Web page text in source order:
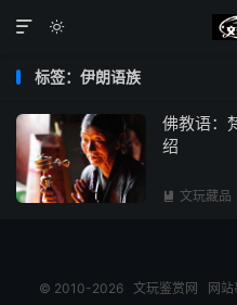


标签：伊朗语族
佛教语：
绍
 文玩藏品
© 2010-2026 文玩鉴赏网 网